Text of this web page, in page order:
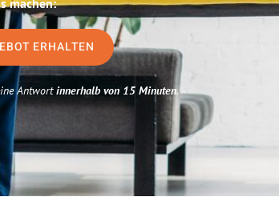
machen:
ERHALTEN
Antwortinnerhalb von 15 Minuten.